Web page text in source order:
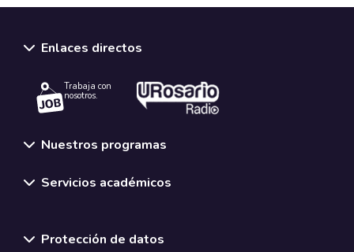
Enlaces directos
Trabaja con
nosotros.
Nuestros programas
Servicios académicos
Protección de datos